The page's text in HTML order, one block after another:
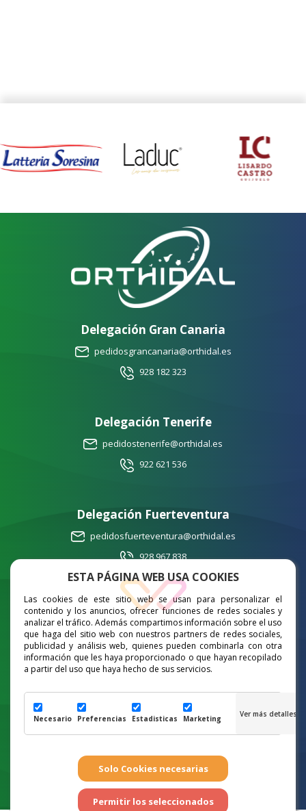
ESTA PÁGINA WEB USA COOKIES
Las cookies de este sitio web se usan para personalizar el
contenido y los anuncios, ofrecer funciones de redes sociales y
analizar el tráfico. Además compartimos información sobre el uso
que haga del sitio web con nuestros partners de redes sociales,
publicidad y análisis web, quienes pueden combinarla con otra
información que les haya proporcionado o que hayan recopilado
a partir del uso que haya hecho de sus servicios.
Necesario Preferencias Estadisticas Marketing
Delegación Gran Canaria
pedidosgrancanaria@orthidal.es
928 182 323
Delegación Tenerife
pedidostenerife@orthidal.es
922 621 536
Delegación Fuerteventura
pedidosfuerteventura@orthidal.es
928 967 838
Delegación Lanzarote
pedidoslanzarote@orthidal.es
665 672 931
Copyright 2024 - Orthidal. Todos los derechos reservados
Página realizada porWeb Las Palmas